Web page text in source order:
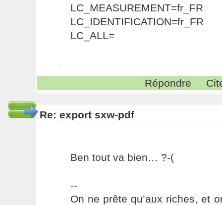
LC_MEASUREMENT=fr_FR
LC_IDENTIFICATION=fr_FR
LC_ALL=
Répondre
Re: export sxw-pdf
Ben tout va bien… ?-(
--
On ne prête qu’aux riches, et